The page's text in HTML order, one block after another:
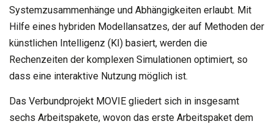
Systemzusammenhänge und Abhängigkeiten erlaubt. Mit
Hilfe eines hybriden Modellansatzes, der auf Methoden der
künstlichen Intelligenz (KI) basiert, werden die
Rechenzeiten der komplexen Simulationen optimiert, so
dass eine interaktive Nutzung möglich ist.
Das Verbundprojekt MOVIE gliedert sich in insgesamt
sechs Arbeitspakete, wovon das erste Arbeitspaket dem